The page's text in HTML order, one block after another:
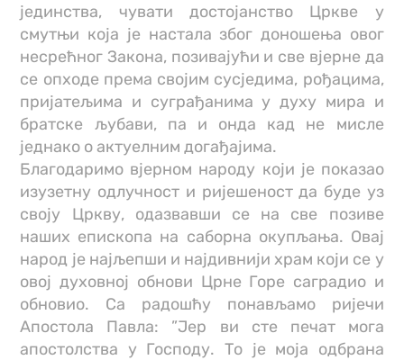
јединства, чувати достојанство Цркве у
смутњи која је настала због доношења овог
несрећног Закона, позивајући и све вјерне да
се опходе према својим сусједима, рођацима,
пријатељима и суграђанима у духу мира и
братске љубави, па и онда кад не мисле
једнако о актуелним догађајима.
Благодаримо вјерном народу који је показао
изузетну одлучност и ријешеност да буде уз
своју Цркву, одазвавши се на све позиве
наших епископа на саборна окупљања. Овај
народ је најљепши и најдивнији храм који се у
овој духовној обнови Црне Горе саградио и
обновио. Са радошћу понављамо ријечи
Апостола Павла: ”Јер ви сте печат мога
апостолства у Господу. То је моја одбрана